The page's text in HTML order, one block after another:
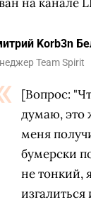
Korb3n
Team Spirit
[Вопрос:
думаю, это
меня
бумерски
не тонкий,